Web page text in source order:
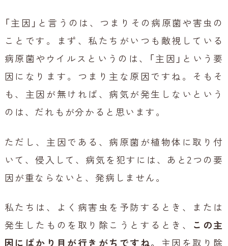
「主因」と言うのは、つまりその病原菌や害虫の
ことです。まず、私たちがいつも敵視している
病原菌やウイルスというのは、「主因」という要
因になります。つまり主な原因ですね。そもそ
も、主因が無ければ、病気が発生しないという
のは、だれもが分かると思います。
ただし、主因である、病原菌が植物体に取り付
いて、侵入して、病気を犯すには、あと2つの要
因が重ならないと、発病しません。
私たちは、よく病害虫を予防するとき、または
発生したものを取り除こうとするとき、
この主
因にばかり目が行きがちですね。 主因を取り除